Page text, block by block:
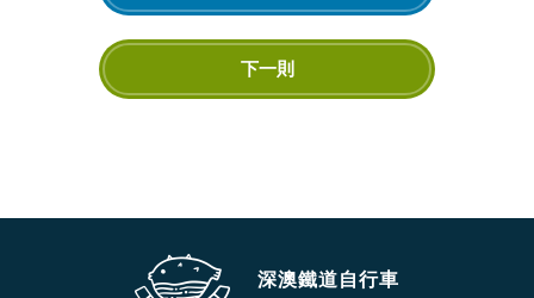
下一則
深澳鐵道自行車